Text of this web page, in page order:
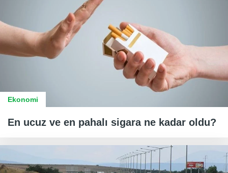
Ekonomi
En ucuz ve en pahalı sigara ne kadar oldu?